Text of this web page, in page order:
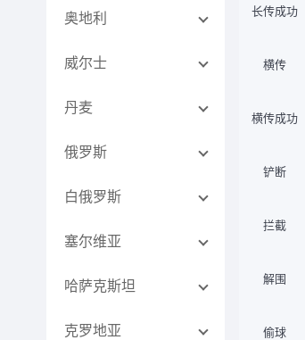
奥地利
威尔士
丹麦
俄罗斯
白俄罗斯
塞尔维亚
哈萨克斯坦
克罗地亚
长传成功
横传
横传成功
铲断
拦截
解围
偷球